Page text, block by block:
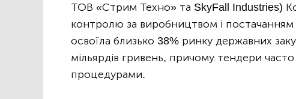
ТОВ «Стрим Техно» та SkyFall Industries)
контролю за виробництвом і
освоїла близько 38% ринку державних
мільярдів гривень, причому тендери
процедурами.